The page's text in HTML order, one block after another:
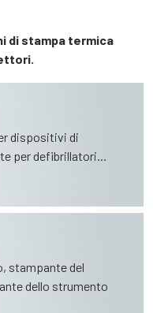
di stampa termica
dispositivi di
per defibrillatori...
stampante del
dello strumento